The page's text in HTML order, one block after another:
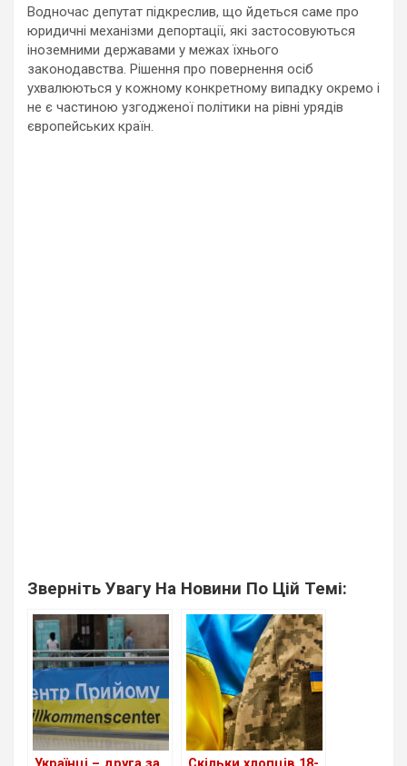
Водночас депутат підкреслив, що йдеться саме про
юридичні механізми депортації, які застосовуються
іноземними державами у межах їхнього
законодавства. Рішення про повернення осіб
ухвалюються у кожному конкретному випадку окремо і
не є частиною узгодженої політики на рівні урядів
європейських країн.
Зверніть Увагу На Новини По Цій Темі: